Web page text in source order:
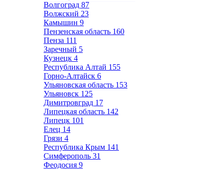
Волгоград 87
Волжский 23
Камышин 9
Пензенская область 160
Пенза 111
Заречный 5
Кузнецк 4
Республика Алтай 155
Горно-Алтайск 6
Ульяновская область 153
Ульяновск 125
Димитровград 17
Липецкая область 142
Липецк 101
Елец 14
Грязи 4
Республика Крым 141
Симферополь 31
Феодосия 9